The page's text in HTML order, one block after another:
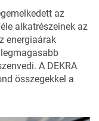
az
alkatrészeinek az
energiaárak
A DEKRA
összegekkel a